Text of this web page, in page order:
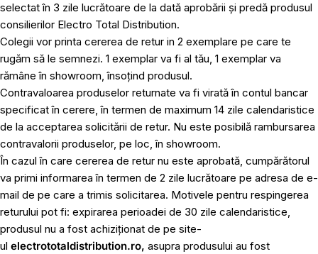
selectat în 3 zile lucrătoare de la dată aprobării și predă produsul
consilierilor Electro Total Distribution.
Colegii vor printa cererea de retur in 2 exemplare pe care te
rugăm să le semnezi. 1 exemplar va fi al tău, 1 exemplar va
rămâne în showroom, însoțind produsul.
Contravaloarea produselor returnate va fi virată în contul bancar
specificat în cerere, în termen de maximum 14 zile calendaristice
de la acceptarea solicitării de retur. Nu este posibilă rambursarea
contravalorii produselor, pe loc, în showroom.
În cazul în care cererea de retur nu este aprobată, cumpărătorul
va primi informarea în termen de 2 zile lucrătoare pe adresa de e-
mail de pe care a trimis solicitarea. Motivele pentru respingerea
returului pot fi: expirarea perioadei de 30 zile calendaristice,
produsul nu a fost achiziționat de pe site-
ul electrototaldistribution.ro, asupra produsului au fost